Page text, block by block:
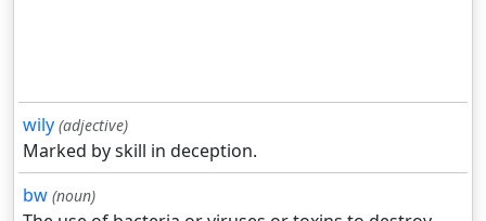
wily (adjective)
Marked by skill in deception.
bw (noun)